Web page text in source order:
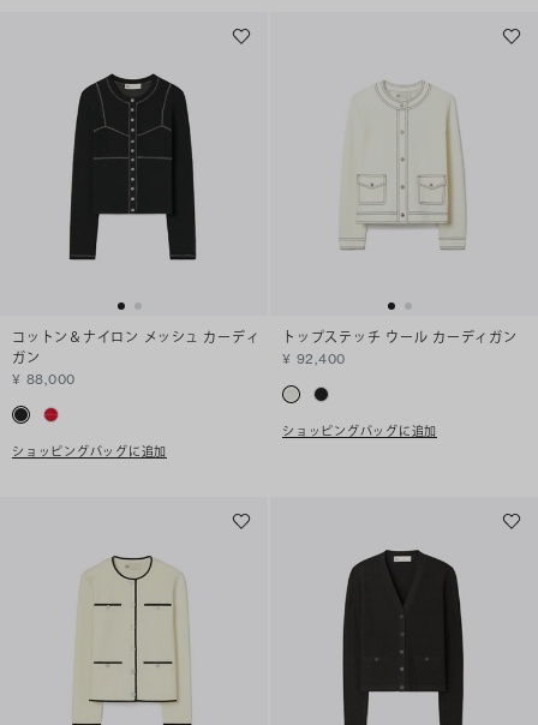
コットン＆ナイロン メッシュ カーディ
ガン
¥ 88,000
ショッピングバッグに追加
トップステッチ ウール カーディガン
¥ 92,400
ショッピングバッグに追加